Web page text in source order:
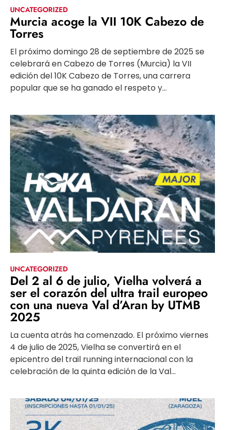
UNCATEGORIZED
Murcia acoge la VII 10K Cabezo de
Torres
El próximo domingo 28 de septiembre de 2025 se
celebrará en Cabezo de Torres (Murcia) la VII
edición del 10K Cabezo de Torres, una carrera
popular que se ha ganado el respeto y...
UNCATEGORIZED
Del 2 al 6 de julio, Vielha volverá a
ser el corazón del ultra trail europeo
con una nueva Val d’Aran by UTMB
2025
La cuenta atrás ha comenzado. El próximo viernes
4 de julio de 2025, Vielha se convertirá en el
epicentro del trail running internacional con la
celebración de la quinta edición de la Val...